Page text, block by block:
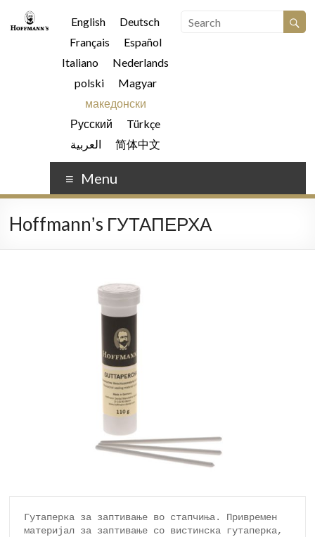
English
Deutsch
Français
Español
Italiano
Nederlands
polski
Magyar
македонски
Русский
Türkçe
العربية
简体中文
Menu
Hoffmannʼs ГУТАПЕРХА
Гутаперка за заптивање во стапчиња. Привремен
материјал за заптивање со вистинска гутаперка,